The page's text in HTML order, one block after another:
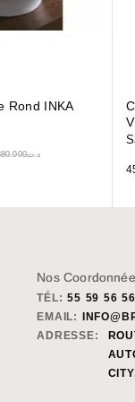
Rond INKA
د.ت
Nos
TÉL: 55 59 56 56
EMAIL:
ADRESSE: